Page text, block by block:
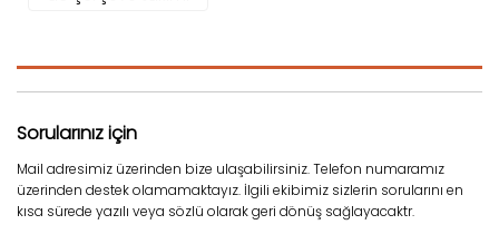
Sorularınız için
Mail adresimiz üzerinden bize ulaşabilirsiniz. Telefon numaramız
üzerinden destek olamamaktayız. İlgili ekibimiz sizlerin sorularını en
kısa sürede yazılı veya sözlü olarak geri dönüş sağlayacaktr.